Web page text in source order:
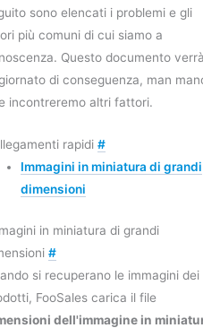
sono elencati i problemi e gli
più comuni di cui siamo a
Questo documento
di conseguenza, man
incontreremo altri fattori.
rapidi #
Immagini in miniatura di grandi
dimensioni
in miniatura di grandi
#
si recuperano le immagini dei
FooSales carica il file
dell'immagine in